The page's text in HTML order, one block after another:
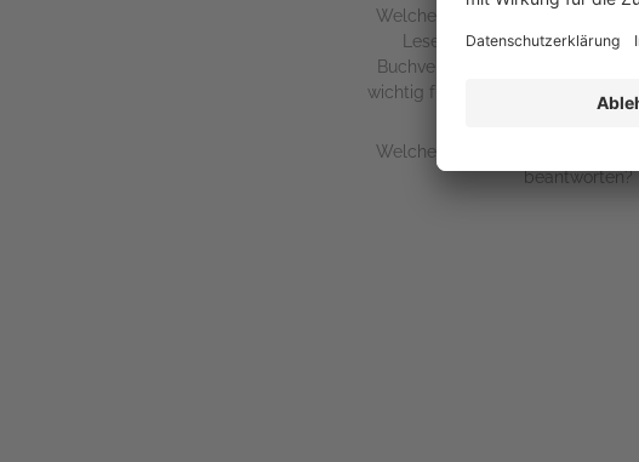
Welche Gruppen professioneller
Leser*innen sind rund um die
Buchveröffentlichung besonders
wichtig für Sie? Wie erreichen Sie
Welche Fragen können wir Ihnen
beantworten?